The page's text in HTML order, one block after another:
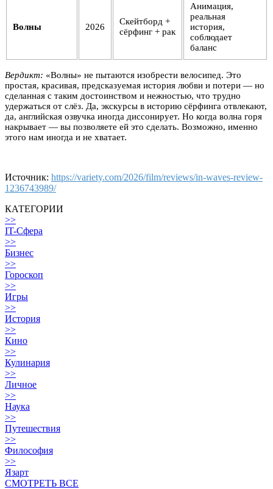
Волны 2026
Скейтборд +
сёрфинг + рак
Анимация,
реальная
история,
соблюдает
баланс
Вердикт: «Волны» не пытаются изобрести велосипед. Это
простая, красивая, предсказуемая история любви и потери — но
сделанная с таким достоинством и нежностью, что трудно
удержаться от слёз. Да, экскурсы в историю сёрфинга отвлекают,
да, английская озвучка иногда диссонирует. Но когда волна горя
накрывает — вы позволяете ей это сделать. Возможно, именно
этого нам иногда и не хватает.
Источник: https://variety.com/2026/film/reviews/in-waves-review-
1236743989/
КАТЕГОРИИ
>>
IT-Сфера
>>
Бизнес
>>
Гороскоп
>>
Игры
>>
История
>>
Кино
>>
Кулинария
>>
Личное
>>
Наука
>>
Путешествия
>>
Философия
>>
Язарт
СМОТРЕТЬ ВСЕ